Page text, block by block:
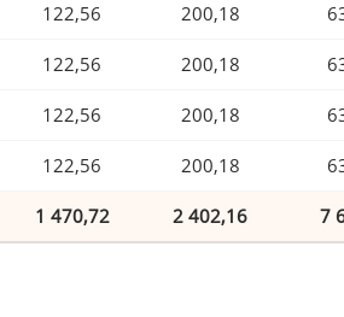
122,56 200,18
122,56 200,18
122,56 200,18
122,56 200,18
1 470,72 2 402,16 7